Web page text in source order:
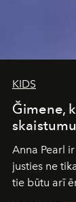
KIDS
Ğimene,
skaistumu
Anna Pearl
justies ne
tie būtu arī
gan savā